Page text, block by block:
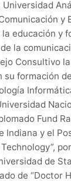
y
educación y
la
Consultivo
su formación
Fund
Indiana y el
de
de “Doctor